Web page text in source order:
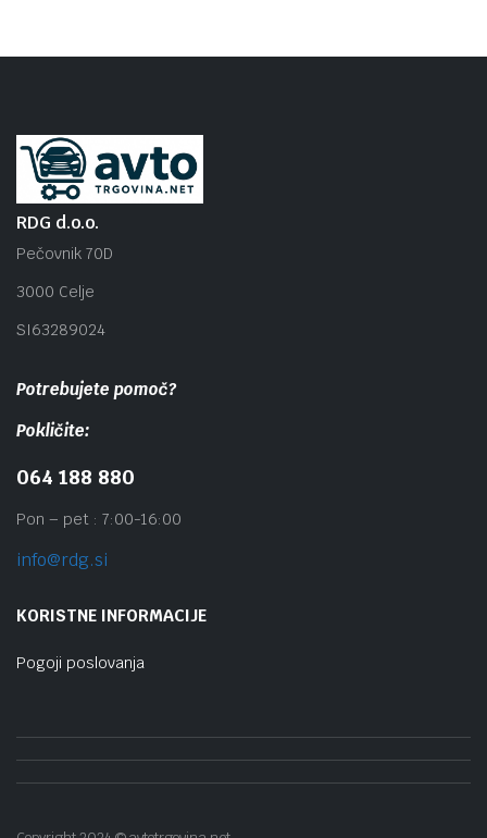
RDG d.o.o.
Pečovnik 70D
3000 Celje
SI63289024
Potrebujete pomoč?
Pokličite:
064 188 880
Pon – pet : 7:00-16:00
info@rdg.si
KORISTNE INFORMACIJE
Pogoji poslovanja